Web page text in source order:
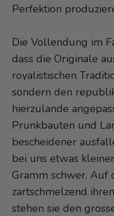
Perfektion
Die Vollendung im
dass die Originale
royalistischen
sondern den
hierzulande
Prunkbauten und
bescheidener
bei uns etwas
Gramm schwer. Auf
zartschmelzend
stehen sie den